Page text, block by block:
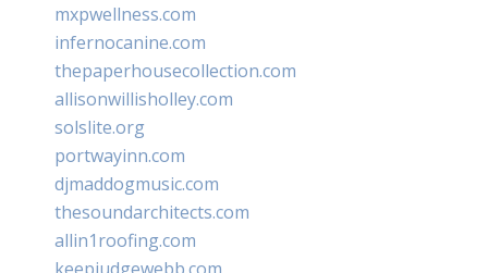
mxpwellness.com
infernocanine.com
thepaperhousecollection.com
allisonwillisholley.com
solslite.org
portwayinn.com
djmaddogmusic.com
thesoundarchitects.com
allin1roofing.com